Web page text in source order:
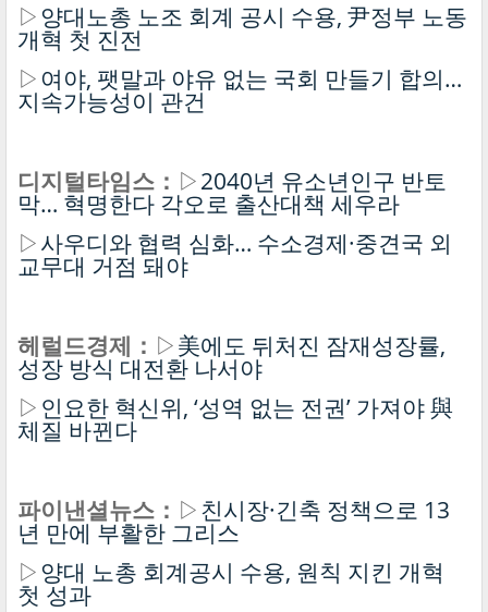
▷양대노총 노조 회계 공시 수용, 尹정부 노동
개혁 첫 진전
▷여야, 팻말과 야유 없는 국회 만들기 합의…
지속가능성이 관건
디지털타임스： ▷2040년 유소년인구 반토
막… 혁명한다 각오로 출산대책 세우라
▷사우디와 협력 심화… 수소경제·중견국 외
교무대 거점 돼야
헤럴드경제： ▷美에도 뒤처진 잠재성장률,
성장 방식 대전환 나서야
▷ 인요한 혁신위, ‘성역 없는 전권’ 가져야 與
체질 바뀐다
파이낸셜뉴스： ▷친시장·긴축 정책으로 13
년 만에 부활한 그리스
▷양대 노총 회계공시 수용, 원칙 지킨 개혁
첫 성과